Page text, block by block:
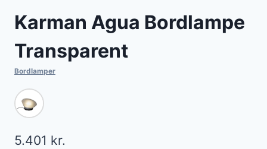
Karman Agua Bordlampe
Transparent
Bordlamper
5.401 kr.